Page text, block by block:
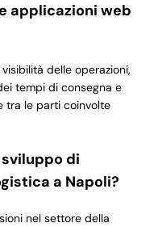
applicazioni web
delle operazioni,
tempi di consegna e
tra le parti coinvolte
di
a Napoli?
nel settore della